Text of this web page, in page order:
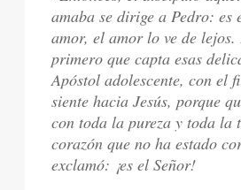
amaba se dirige a Pedro: es
amor, el amor lo ve de
primero que capta esas
Apóstol adolescente, con el
siente hacia Jesús, porque
con toda la pureza y toda la
corazón que no ha estado
exclamó: ¡es el Señor!